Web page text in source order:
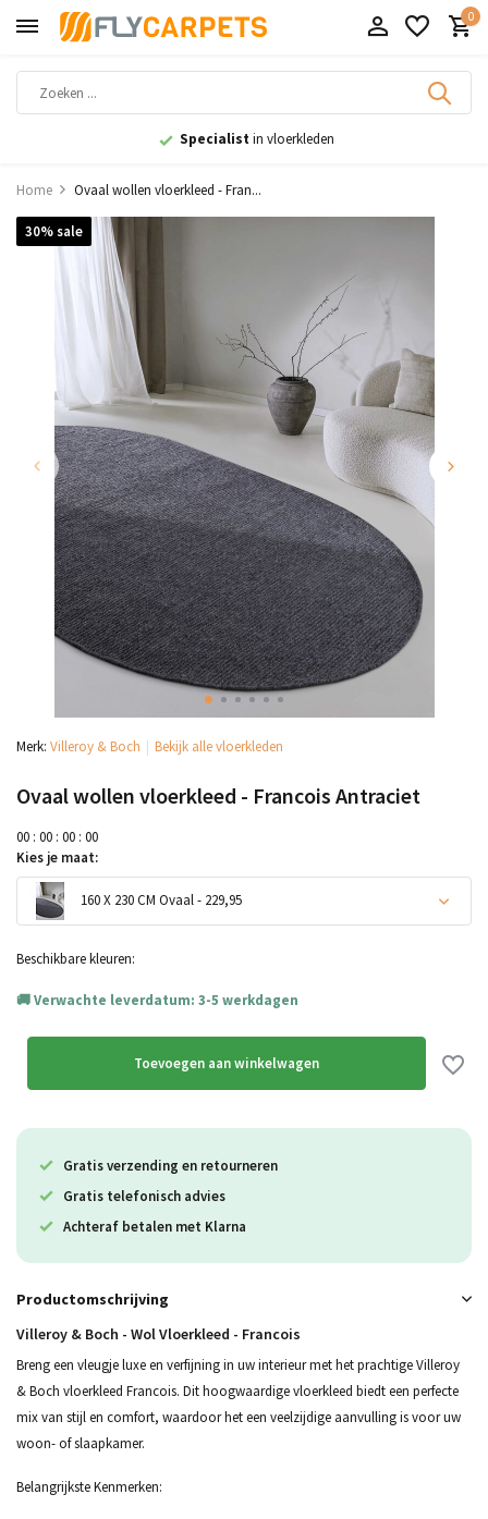
0
9,1uit 11.000+ beoordelingen
Home Ovaal wollen vloerkleed - Fran...
30% sale
Merk: Villeroy & Boch Bekijk alle vloerkleden
Ovaal wollen vloerkleed - Francois Antraciet
00 : 00 : 00 : 00
Kies je maat:
160 X 230 CM Ovaal - 229,95
Beschikbare kleuren:
Verwachte leverdatum: 3-5 werkdagen
Toevoegen aan winkelwagen
Gratis verzending en retourneren
Gratis telefonisch advies
Achteraf betalen met Klarna
Productomschrijving
Villeroy & Boch - Wol Vloerkleed - Francois
Breng een vleugje luxe en verfijning in uw interieur met het prachtige Villeroy
& Boch vloerkleed Francois. Dit hoogwaardige vloerkleed biedt een perfecte
mix van stijl en comfort, waardoor het een veelzijdige aanvulling is voor uw
woon- of slaapkamer.
Belangrijkste Kenmerken: